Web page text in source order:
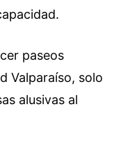
paseos
Valparaíso, solo
alusivas al